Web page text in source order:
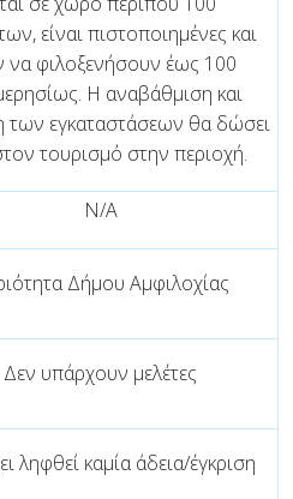
είναι πιστοποιημένες και
να φιλοξενήσουν έως 100
Η αναβάθμιση και
των εγκαταστάσεων θα δώσει
τουρισμό στην περιοχή.
N/A
Δήμου Αμφιλοχίας
Δεν υπάρχουν μελέτες
ληφθεί καμία άδεια/έγκριση